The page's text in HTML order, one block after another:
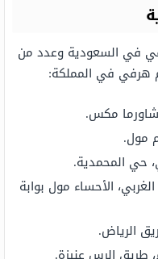
في السعودية وعدد من
هرفي في المملكة:
شاورما مكس.
مول.
حي المحمدية.
الأحساء مول بوابة
الرياض.